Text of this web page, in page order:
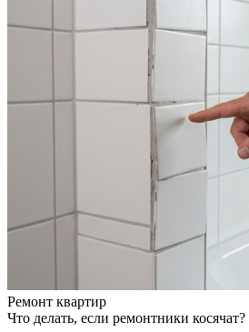
Ремонт квартир
Что делать, если ремонтники косячат?